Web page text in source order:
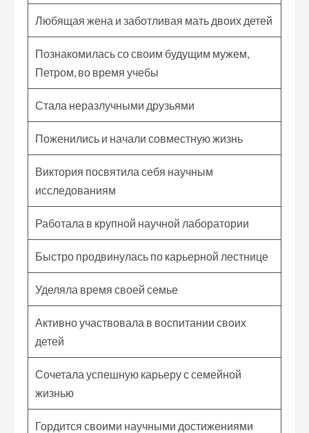
Любящая жена и заботливая мать двоих детей
Познакомилась со своим будущим мужем,
Петром, во время учебы
Стала неразлучными друзьями
Поженились и начали совместную жизнь
Виктория посвятила себя научным
исследованиям
Работала в крупной научной лаборатории
Быстро продвинулась по карьерной лестнице
Уделяла время своей семье
Активно участвовала в воспитании своих
детей
Сочетала успешную карьеру с семейной
жизнью
Гордится своими научными достижениями